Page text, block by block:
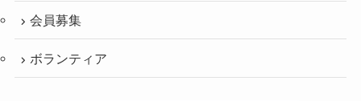
会員募集
ボランティア